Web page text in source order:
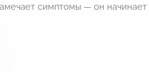
симптомы — он